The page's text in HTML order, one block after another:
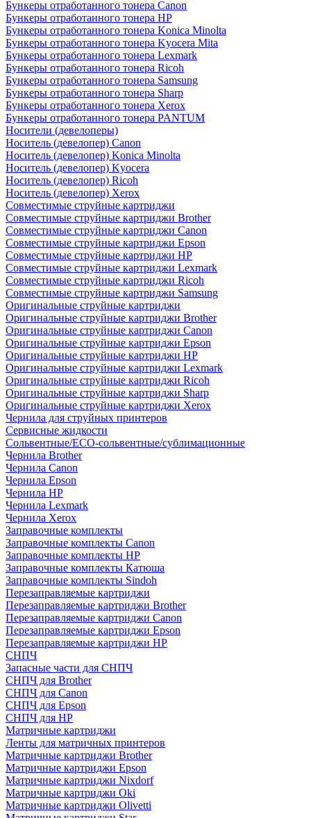
Бункеры отработанного тонера Canon
Бункеры отработанного тонера HP
Бункеры отработанного тонера Konica Minolta
Бункеры отработанного тонера Kyocera Mita
Бункеры отработанного тонера Lexmark
Бункеры отработанного тонера Ricoh
Бункеры отработанного тонера Samsung
Бункеры отработанного тонера Sharp
Бункеры отработанного тонера Xerox
Бункеры отработанного тонера PANTUM
Носители (девелоперы)
Носитель (девелопер) Canon
Носитель (девелопер) Konica Minolta
Носитель (девелопер) Kyocera
Носитель (девелопер) Ricoh
Носитель (девелопер) Xerox
Совместимые струйные картриджи
Совместимые струйные картриджи Brother
Совместимые струйные картриджи Canon
Совместимые струйные картриджи Epson
Совместимые струйные картриджи HP
Совместимые струйные картриджи Lexmark
Совместимые струйные картриджи Ricoh
Совместимые струйные картриджи Samsung
Оригинальные струйные картриджи
Оригинальные струйные картриджи Brother
Оригинальные струйные картриджи Canon
Оригинальные струйные картриджи Epson
Оригинальные струйные картриджи HP
Оригинальные струйные картриджи Lexmark
Оригинальные струйные картриджи Ricoh
Оригинальные струйные картриджи Sharp
Оригинальные струйные картриджи Xerox
Чернила для струйных принтеров
Сервисные жидкости
Сольвентные/ECO-сольвентные/сублимационные
Чернила Brother
Чернила Canon
Чернила Epson
Чернила HP
Чернила Lexmark
Чернила Xerox
Заправочные комплекты
Заправочные комплекты Canon
Заправочные комплекты HP
Заправочные комплекты Катюша
Заправочные комплекты Sindoh
Перезаправляемые картриджи
Перезаправляемые картриджи Brother
Перезаправляемые картриджи Canon
Перезаправляемые картриджи Epson
Перезаправляемые картриджи HP
СНПЧ
Запасные части для СНПЧ
СНПЧ для Brother
СНПЧ для Canon
СНПЧ для Epson
СНПЧ для HP
Матричные картриджи
Ленты для матричных принтеров
Матричные картриджи Brother
Матричные картриджи Epson
Матричные картриджи Nixdorf
Матричные картриджи Oki
Матричные картриджи Olivetti